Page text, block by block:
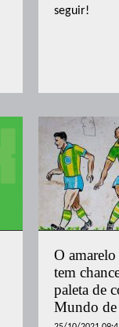
seguir!
O amarelo
tem
paleta de
Mundo